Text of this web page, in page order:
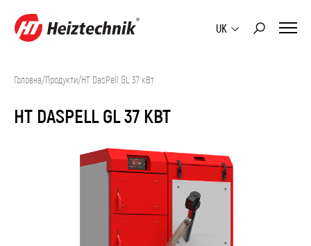
UK
Головна/Продукти/HT DasPell GL 37 кВт
HT DASPELL GL 37 КВТ